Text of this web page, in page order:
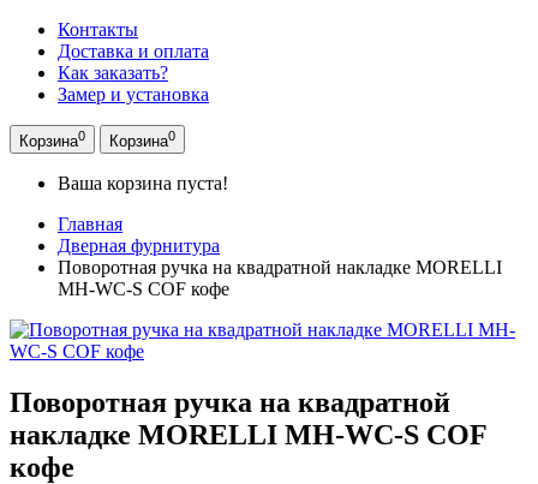
Контакты
Доставка и оплата
Как заказать?
Замер и установка
Корзина0 Корзина0
Ваша корзина пуста!
Главная
Дверная фурнитура
Поворотная ручка на квадратной накладке MORELLI
MH-WC-S COF кофе
Поворотная ручка на квадратной
накладке MORELLI MH-WC-S COF
кофе